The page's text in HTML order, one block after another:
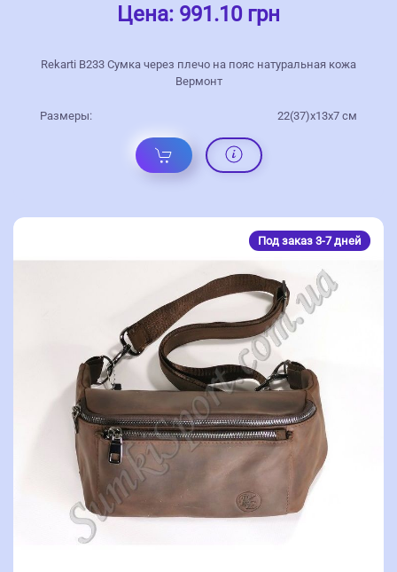
Цена: 991.10 грн
Rekarti В233 Сумка через плечо на пояс натуральная кожа
Вермонт
Размеры: 22(37)х13х7 см
Под заказ 3-7 дней